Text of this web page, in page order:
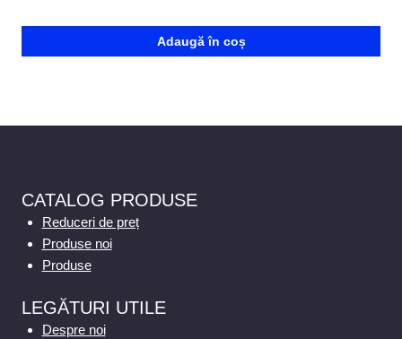
Adaugă în coș
CATALOG PRODUSE
Reduceri de preț
Produse noi
Produse
LEGĂTURI UTILE
Despre noi